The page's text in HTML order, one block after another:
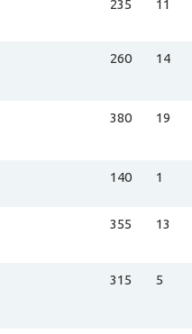
235 11
260 14
380 19
140 1
355 13
315 5